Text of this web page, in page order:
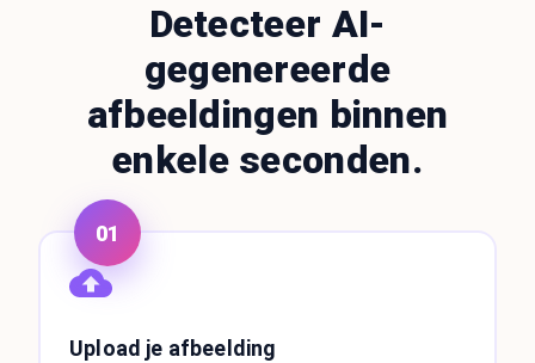
Detecteer AI-
gegenereerde
afbeeldingen binnen
enkele seconden.
01
Upload je afbeelding